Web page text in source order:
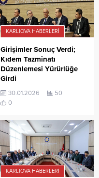
KARLIOVA HABERLERI
Girişimler Sonuç Verdi;
Kıdem Tazminatı
Düzenlemesi Yürürlüğe
Girdi
30.01.2026
50
0
KARLIOVA HABERLERI